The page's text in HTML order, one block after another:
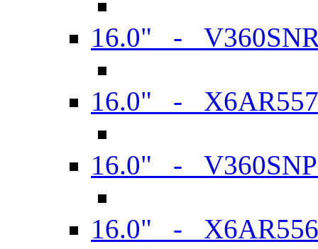
16.0" -
16.0" -
16.0" -
16.0" -